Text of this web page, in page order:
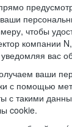
чтобы
компании
вас
ваши
с помощью
с такими
cookie.